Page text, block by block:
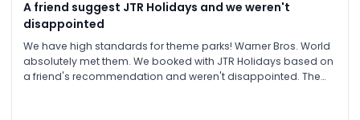
A friend suggest JTR Holidays and we weren't
disappointed
We have high standards for theme parks! Warner Bros. World
absolutely met them. We booked with JTR Holidays based on
a friend's recommendation and weren't disappointed. The